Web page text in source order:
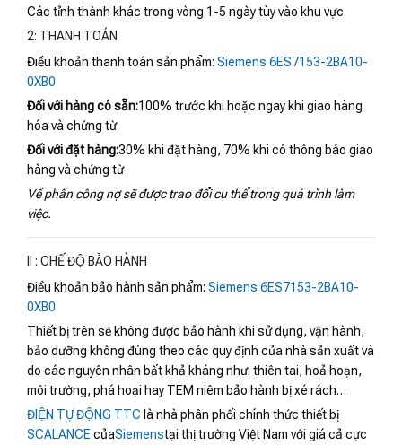
Các tỉnh thành khác trong vòng 1-5 ngày tùy vào khu vực
2: THANH TOÁN
Điều khoản thanh toán sản phẩm: Siemens 6ES7153-2BA10-
0XB0
Đối với hàng có sẵn:100% trước khi hoặc ngay khi giao hàng
hóa và chứng từ
Đối với đặt hàng:30% khi đặt hàng, 70% khi có thông báo giao
hàng và chứng từ
Về phần công nợ sẽ được trao đổi cụ thể trong quá trình làm
việc.
II : CHẾ ĐỘ BẢO HÀNH
Điều khoản bảo hành sản phẩm: Siemens 6ES7153-2BA10-
0XB0
Thiết bị trên sẽ không được bảo hành khi sử dụng, vận hành,
bảo dưỡng không đúng theo các quy định của nhà sản xuất và
do các nguyên nhân bất khả kháng như: thiên tai, hoả hoạn,
môi trường, phá hoại hay TEM niêm bảo hành bị xé rách…
ĐIỆN TỰ ĐỘNG TTC là nhà phân phối chính thức thiết bị
SCALANCE củaSiemenstại thị trường Việt Nam với giá cả cực